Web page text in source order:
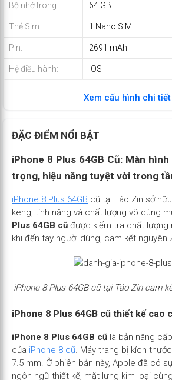
Bộ nhớ trong: 64 GB
Thẻ Sim: 1 Nano SIM
Pin: 2691 mAh
Hệ điều hành: iOS
Xem cấu hình chi tiết
ĐẶC ĐIỂM NỔI BẬT
iPhone 8 Plus 64GB Cũ: Màn
trọng, hiệu năng tuyệt vời trong
iPhone 8 Plus 64GB cũ tại Táo Zin sở
keng, tính năng và chất lượng vô cùng
Plus 64GB cũ được kiểm tra chất lượng
khi đến tay người dùng, cam kết nguyên
iPhone 8 Plus 64GB cũ tại Táo Zin cam
iPhone 8 Plus 64GB cũ thiết kế cao
iPhone 8 Plus 64GB cũ là bản nâng
của iPhone 8 cũ. Máy trang bị kích
7.5 mm. Ở phiên bản này, Apple đã có
ngôn ngữ thiết kế, mặt lưng kim loại